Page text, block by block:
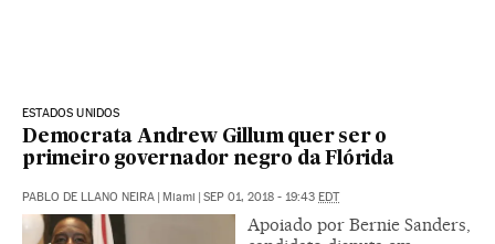
ESTADOS UNIDOS
Democrata Andrew Gillum quer ser o
primeiro governador negro da Flórida
PABLO DE LLANO NEIRA | Miami | SEP 01, 2018 - 19:43 EDT
Apoiado por Bernie Sanders,